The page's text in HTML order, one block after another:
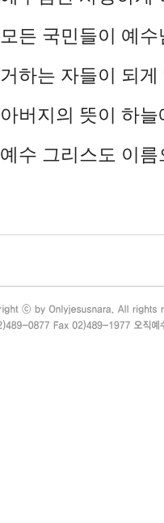
모든 국민들이 예
거하는 자들이 되
아버지의 뜻이 하
예수 그리스도 이